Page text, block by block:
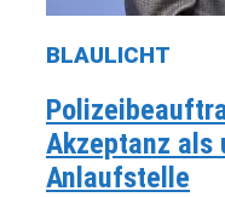
BLAULICHT
Akzeptanz als
Anlaufstelle